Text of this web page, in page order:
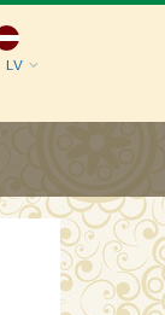
LV